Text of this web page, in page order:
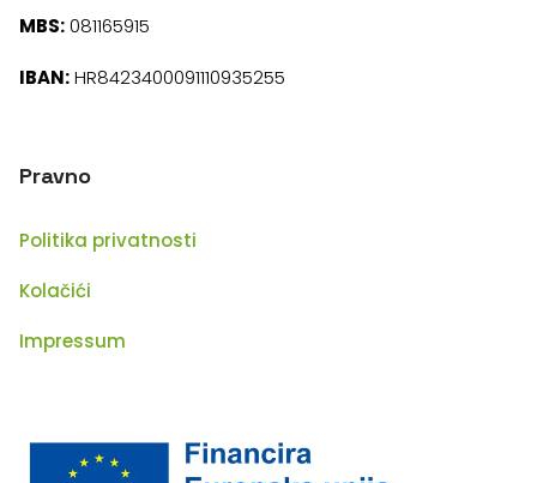
MBS:081165915
IBAN:HR8423400091110935255
Pravno
Politika privatnosti
Kolačići
Impressum